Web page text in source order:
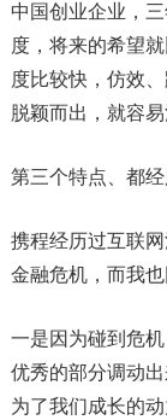
中国创业企业，
度，将来的希望
度比较快，仿效
脱颖而出，就容
第三个特点、都经
携程经历过互联
金融危机，而我
一是因为碰到危
优秀的部分调动
为了我们成长的